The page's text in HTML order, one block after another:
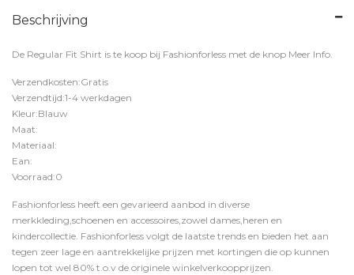
Beschrijving
De Regular Fit Shirt is te koop bij Fashionforless met de knop Meer Info.
Verzendkosten:Gratis
Verzendtijd:1-4 werkdagen
Kleur:Blauw
Maat:
Materiaal:
Ean:
Voorraad:0
Fashionforless heeft een gevarieerd aanbod in diverse
merkkleding,schoenen en accessoires,zowel dames,heren en
kindercollectie. Fashionforless volgt de laatste trends en bieden het aan
tegen zeer lage en aantrekkelijke prijzen met kortingen die op kunnen
lopen tot wel 80% t.o.v de originele winkelverkoopprijzen.